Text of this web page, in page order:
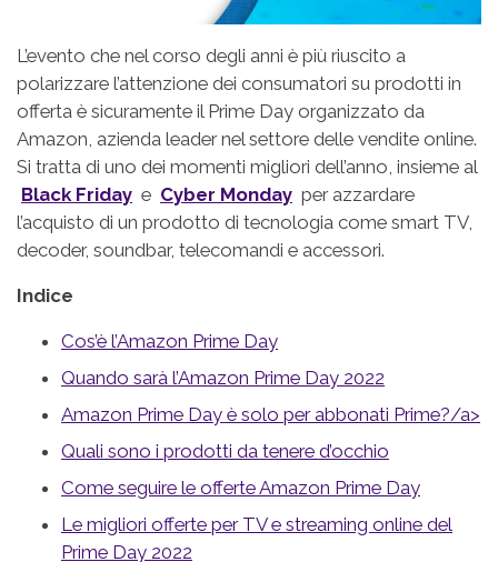
L’evento che nel corso degli anni è più riuscito a
polarizzare l’attenzione dei consumatori su prodotti in
offerta è sicuramente il Prime Day organizzato da
Amazon, azienda leader nel settore delle vendite online.
Si tratta di uno dei momenti migliori dell’anno, insieme al
Black Friday e Cyber Monday per azzardare
l’acquisto di un prodotto di tecnologia come smart TV,
decoder, soundbar, telecomandi e accessori.
Indice
Cos’è l’Amazon Prime Day
Quando sarà l’Amazon Prime Day 2022
Amazon Prime Day è solo per abbonati Prime?/a>
Quali sono i prodotti da tenere d’occhio
Come seguire le offerte Amazon Prime Day
Le migliori offerte per TV e streaming online del
Prime Day 2022